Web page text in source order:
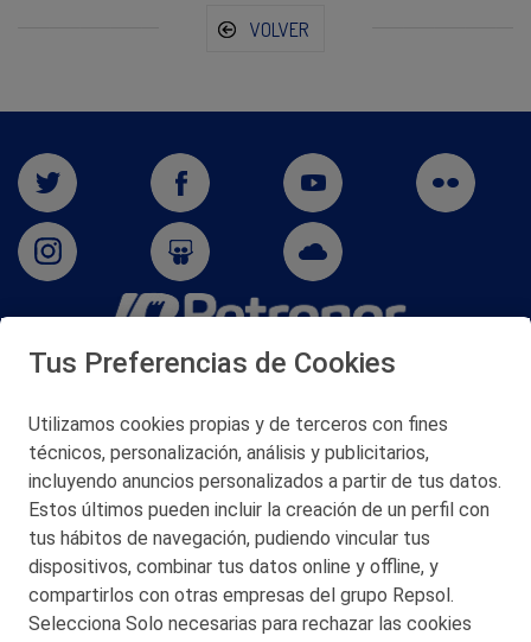
VOLVER
San Martín 5-Edificio Muñatones,
© 2026 Petronor S.A.
CONTACTO
MAPA WEB
Tus Preferencias de Cookies
Utilizamos cookies propias y de terceros con fines
técnicos, personalización, análisis y publicitarios,
incluyendo anuncios personalizados a partir de tus datos.
Estos últimos pueden incluir la creación de un perfil con
tus hábitos de navegación, pudiendo vincular tus
dispositivos, combinar tus datos online y offline, y
compartirlos con otras empresas del grupo Repsol.
Selecciona Solo necesarias para rechazar las cookies